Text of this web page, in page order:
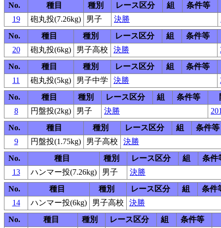
No.
種目 種別 レース区分 組
条件等
19
砲丸投(7.26kg) 男子 決勝
No.
種目 種別 レース区分 組
条件等
20
砲丸投(6kg) 男子高校 決勝
No.
種目 種別 レース区分 組
条件等
11
砲丸投(5kg) 男子中学 決勝
No.
種目 種別 レース区分 組 条件等
8
円盤投(2kg) 男子 決勝
No.
種目 種別 レース区分 組
条件等
9
円盤投(1.75kg) 男子高校
決勝
No.
種目 種別 レース区分 組
条件
13
ハンマー投(7.26kg) 男子
決勝
No.
種目 種別 レース区分 組
条件
14
ハンマー投(6kg) 男子高校
決勝
No.
種目 種別 レース区分 組
条件等